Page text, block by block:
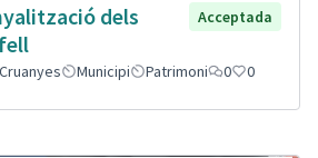
dels
Acceptada
Municipi Patrimoni 0 0